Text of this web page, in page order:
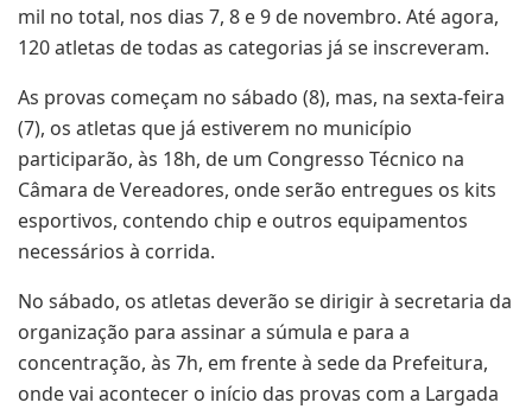
mil no total, nos dias 7, 8 e 9 de novembro. Até agora,
120 atletas de todas as categorias já se inscreveram.
As provas começam no sábado (8), mas, na sexta-feira
(7), os atletas que já estiverem no município
participarão, às 18h, de um Congresso Técnico na
Câmara de Vereadores, onde serão entregues os kits
esportivos, contendo chip e outros equipamentos
necessários à corrida.
No sábado, os atletas deverão se dirigir à secretaria da
organização para assinar a súmula e para a
concentração, às 7h, em frente à sede da Prefeitura,
onde vai acontecer o início das provas com a Largada